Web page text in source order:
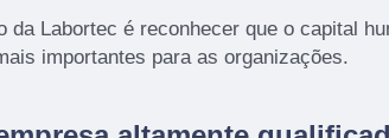
da Labortec é reconhecer que o capital
importantes para as organizações.